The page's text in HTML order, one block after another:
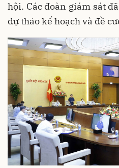
hội. Các đoàn giám sát
dự thảo kế hoạch và đề